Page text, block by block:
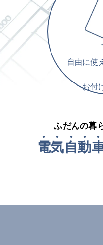
自由に使
お付
ふだんの暮
電気自動